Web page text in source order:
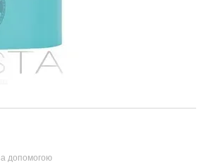
допомогою